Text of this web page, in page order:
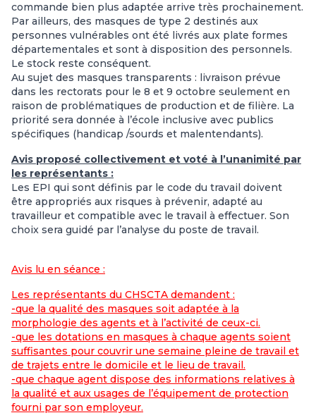
commande bien plus adaptée arrive très prochainement.
Par ailleurs, des masques de type 2 destinés aux
personnes vulnérables ont été livrés aux plate formes
départementales et sont à disposition des personnels.
Le stock reste conséquent.
Au sujet des masques transparents : livraison prévue
dans les rectorats pour le 8 et 9 octobre seulement en
raison de problématiques de production et de filière. La
priorité sera donnée à l’école inclusive avec publics
spécifiques (handicap /sourds et malentendants).
Avis proposé collectivement et voté à l’unanimité par
les représentants :
Les EPI qui sont définis par le code du travail doivent
être appropriés aux risques à prévenir, adapté au
travailleur et compatible avec le travail à effectuer. Son
choix sera guidé par l’analyse du poste de travail.
Avis lu en séance :
Les représentants du CHSCTA demandent :
-que la qualité des masques soit adaptée à la
morphologie des agents et à l’activité de ceux-ci.
-que les dotations en masques à chaque agents soient
suffisantes pour couvrir une semaine pleine de travail et
de trajets entre le domicile et le lieu de travail.
-que chaque agent dispose des informations relatives à
la qualité et aux usages de l’équipement de protection
fourni par son employeur.